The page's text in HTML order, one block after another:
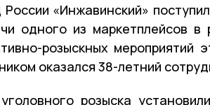
«Инжавинский»
одного из маркетплейсов
розыскных мероприятий
оказался 38-летний
розыска